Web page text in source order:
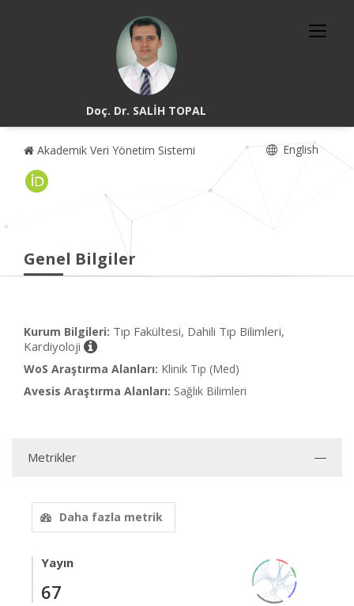
Doç. Dr. SALİH TOPAL
Akademik Veri Yönetim Sistemi English
Genel Bilgiler
Kurum Bilgileri: Tıp Fakültesi, Dahili Tıp Bilimleri,
Kardiyoloji
WoS Araştırma Alanları: Klinik Tıp (Med)
Avesis Araştırma Alanları: Sağlık Bilimleri
Metrikler
Daha fazla metrik
Yayın
67